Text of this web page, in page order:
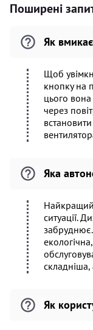
Поширені
Як
Щоб
кнопку на
цього
через
Яка
Найкращий
ситуації.
Як